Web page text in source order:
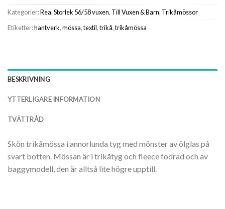
Kategorier:Rea,Storlek 56/58 vuxen, Till Vuxen & Barn, Trikåmössor
Etiketter:hantverk,mössa,textil,trikå,trikåmössa
BESKRIVNING
YTTERLIGARE INFORMATION
TVÄTTRÅD
Skön trikåmössa i annorlunda tyg med mönster av ölglas på
svart botten. Mössan är i trikåtyg och fleece fodrad och av
baggymodell, den är alltså lite högre upptill.